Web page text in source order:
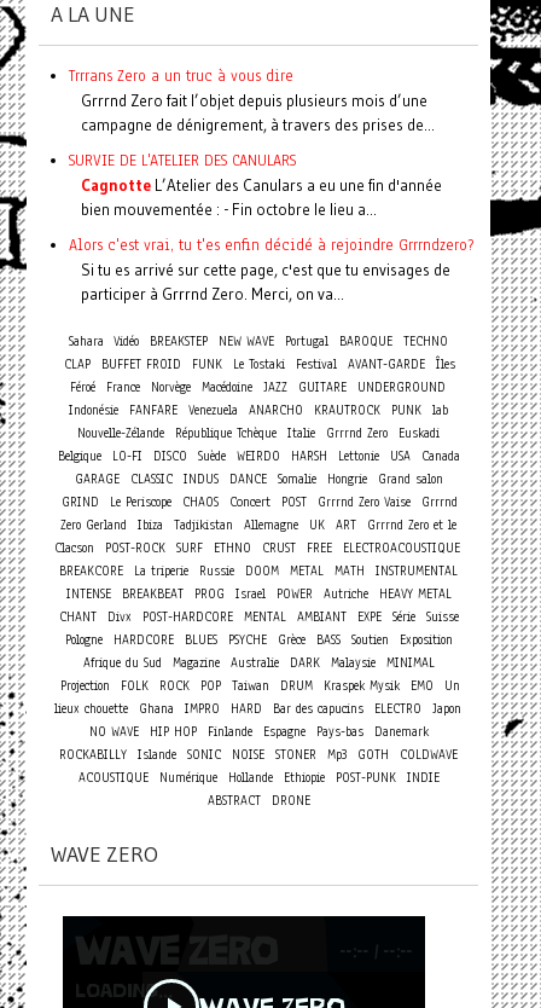
A LA UNE
Trrrans Zero a un truc à vous dire
Grrrnd Zero fait l’objet depuis plusieurs mois d’une
campagne de dénigrement, à travers des prises de...
SURVIE DE L'ATELIER DES CANULARS
CagnotteL’Atelier des Canulars a eu une fin d'année
bien mouvementée : - Fin octobre le lieu a...
Alors c'est vrai, tu t'es enfin décidé à rejoindre Grrrndzero?
Si tu es arrivé sur cette page, c'est que tu envisages de
participer à Grrrnd Zero. Merci, on va...
Sahara Vidéo BREAKSTEP NEW WAVE Portugal BAROQUE TECHNO
CLAP
BUFFET FROID FUNK Le Tostaki Festival AVANT-GARDE Îles
Féroé
France Norvège Macédoine JAZZ GUITARE
UNDERGROUND
Indonésie
FANFARE Venezuela ANARCHO KRAUTROCK PUNK lab
Nouvelle-Zélande
République Tchèque Italie Grrrnd Zero
Euskadi
Belgique
LO-FI DISCO Suède WEIRDO HARSH Lettonie USA
Canada
GARAGE
CLASSIC INDUS DANCE Somalie Hongrie
Grand salon
GRIND
Le Periscope CHAOS Concert POST Grrrnd Zero Vaise
Grrrnd
Zero Gerland
Ibiza Tadjikistan Allemagne UK ART
Grrrnd Zero et le
Clacson
POST-ROCK SURF ETHNO CRUST FREE
ELECTROACOUSTIQUE
BREAKCORE
La triperie Russie DOOM METAL MATH
INSTRUMENTAL
INTENSE
BREAKBEAT PROG Israel POWER Autriche
HEAVY METAL
CHANT
Divx POST-HARDCORE MENTAL AMBIANT EXPE Série
Suisse
Pologne
HARDCORE BLUES PSYCHE Grèce BASS Soutien
Exposition
Afrique du Sud
Magazine Australie DARK Malaysie
MINIMAL
Projection
FOLK ROCK POP Taiwan DRUM Kraspek Mysik EMO
Un
lieux chouette
Ghana IMPRO HARD Bar des capucins ELECTRO
Japon
NO WAVE
HIP HOP Finlande Espagne Pays-bas
Danemark
ROCKABILLY Islande SONIC NOISE STONER Mp3 GOTH
COLDWAVE
ACOUSTIQUE
Numérique Hollande Ethiopie POST-PUNK
INDIE
ABSTRACT
DRONE
WAVE ZERO